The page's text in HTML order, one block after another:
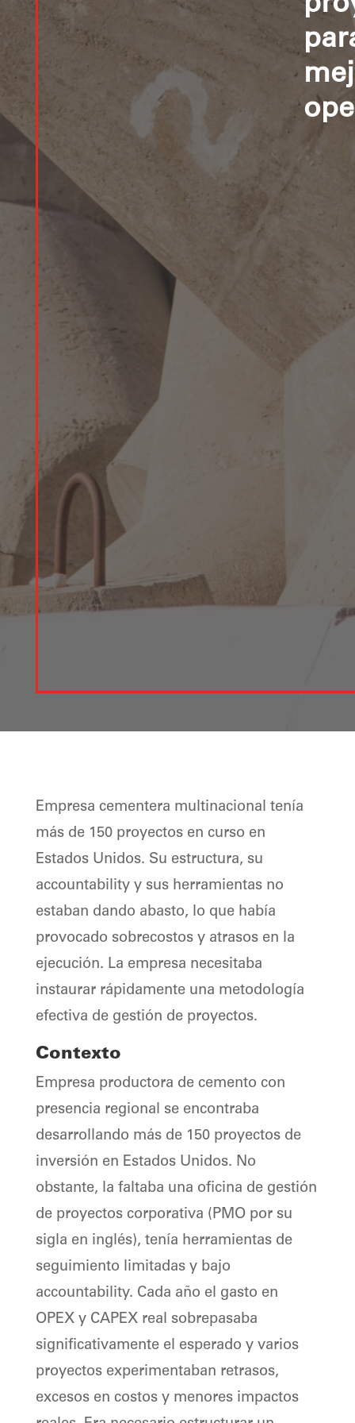
Empresa cementera multinacional tenía
más de 150 proyectos en curso en
Estados Unidos. Su estructura, su
accountability y sus herramientas no
estaban dando abasto, lo que había
provocado sobrecostos y atrasos en la
ejecución. La empresa necesitaba
instaurar rápidamente una metodología
efectiva de gestión de proyectos.
Contexto
Empresa productora de cemento con
presencia regional se encontraba
desarrollando más de 150 proyectos de
inversión en Estados Unidos. No
obstante, la faltaba una oficina de gestión
de proyectos corporativa (PMO por su
sigla en inglés), tenía herramientas de
seguimiento limitadas y bajo
accountability. Cada año el gasto en
OPEX y CAPEX real sobrepasaba
significativamente el esperado y varios
proyectos experimentaban retrasos,
excesos en costos y menores impactos